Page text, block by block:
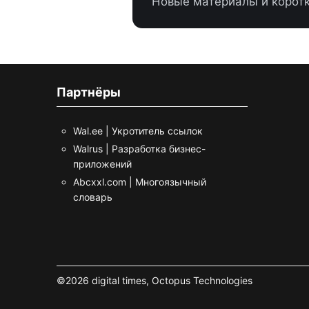
Партнёры
Wal.ee | Укротитель ссылок
Walrus | Разработка бизнес-
приложений
Abcxxl.com | Многоязычный
словарь
©2026 digital times, Octopus Technologies